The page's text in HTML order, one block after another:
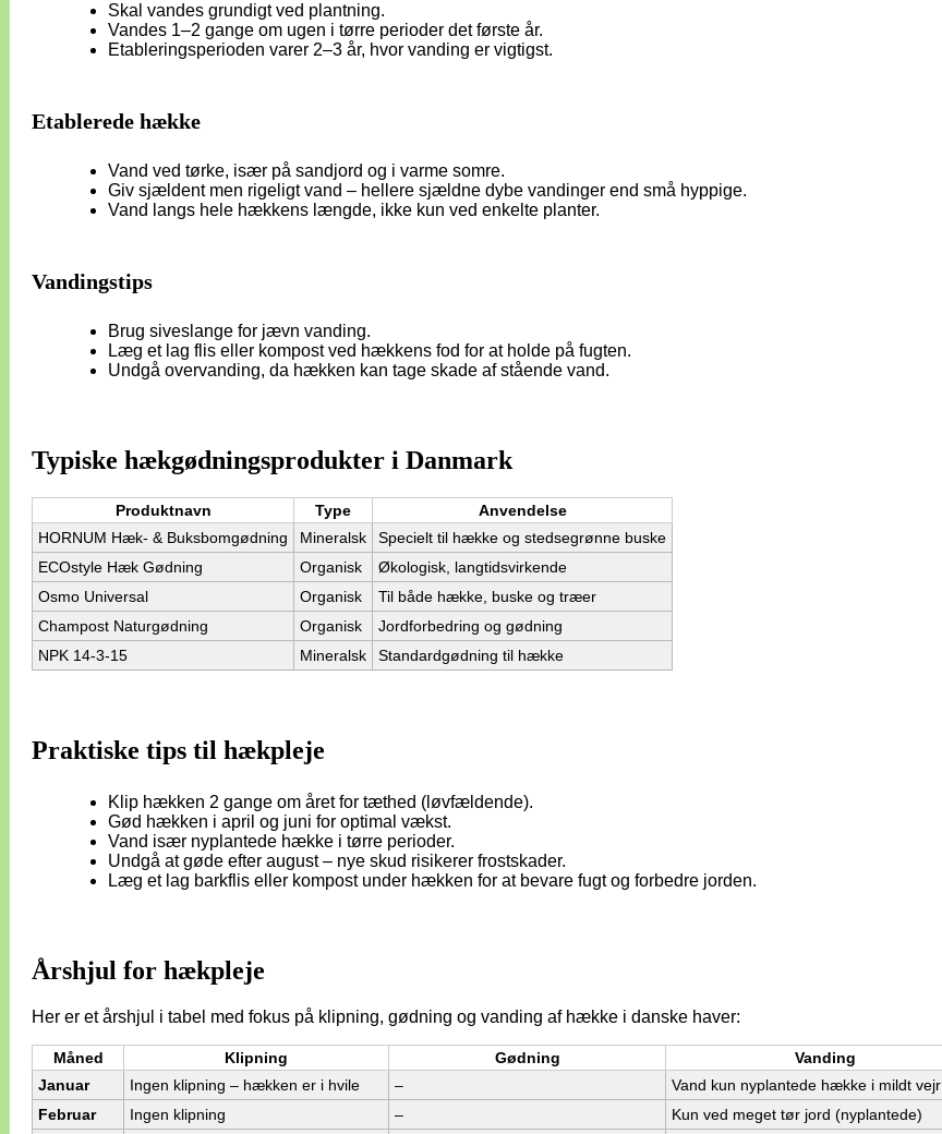
Skal vandes grundigt ved plantning.
Vandes 1–2 gange om ugen i tørre perioder det første år.
Etableringsperioden varer 2–3 år, hvor vanding er vigtigst.
Etablerede hække
Vand ved tørke, især på sandjord og i varme somre.
Giv sjældent men rigeligt vand – hellere sjældne dybe vandinger end små hyppige.
Vand langs hele hækkens længde, ikke kun ved enkelte planter.
Vandingstips
Brug siveslange for jævn vanding.
Læg et lag flis eller kompost ved hækkens fod for at holde på fugten.
Undgå overvanding, da hækken kan tage skade af stående vand.
Typiske hækgødningsprodukter i Danmark
Produktnavn Type
Anvendelse
HORNUM Hæk- & Buksbomgødning
Mineralsk
Specielt til hække og stedsegrønne buske
ECOstyle Hæk Gødning
Organisk
Økologisk, langtidsvirkende
Osmo Universal
Organisk
Til både hække, buske og træer
Champost Naturgødning
Organisk
Jordforbedring og gødning
NPK 14-3-15
Mineralsk Standardgødning til hække
Praktiske tips til hækpleje
Klip hækken 2 gange om året for tæthed (løvfældende).
Gød hækken i april og juni for optimal vækst.
Vand især nyplantede hække i tørre perioder.
Undgå at gøde efter august – nye skud risikerer frostskader.
Læg et lag barkflis eller kompost under hækken for at bevare fugt og forbedre jorden.
Årshjul for hækpleje
Her er et årshjul i tabel med fokus på klipning, gødning og vanding af hække i danske haver:
Måned Klipning Gødning
Vanding
Januar
Ingen klipning – hækken er i hvile –
Vand kun nyplantede hække i mildt vejr
Februar
Ingen klipning –
Kun ved meget tør jord (nyplantede)